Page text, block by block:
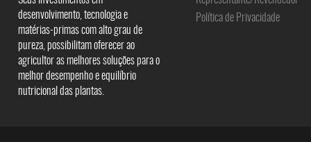
desenvolvimento, tecnologia e
matérias-primas com alto grau de
pureza, possibilitam oferecer ao
agricultor as melhores soluções para o
melhor desempenho e equilíbrio
nutricional das plantas.
Política de Privacidade